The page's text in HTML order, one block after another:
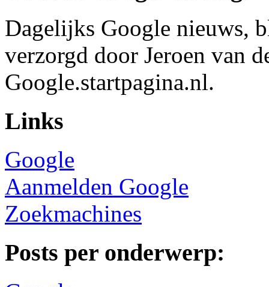
Dagelijks Google nieuws,
verzorgd door Jeroen van
Google.startpagina.nl.
Links
Google
Aanmelden Google
Zoekmachines
Posts per onderwerp: